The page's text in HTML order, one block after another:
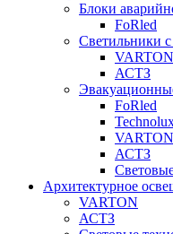
Блоки
FoRled
Светильники
VARTON
АСТЗ
FoRled
VARTON
АСТЗ
Архитектурное
VARTON
АСТЗ